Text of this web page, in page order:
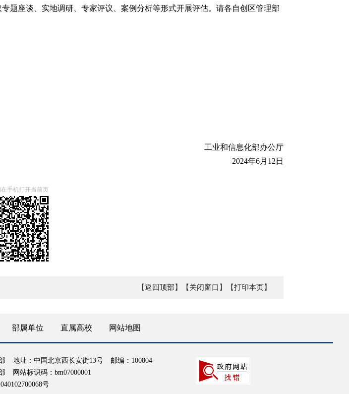
题座谈、实地调研、专家评议、案例分析等形式开展评估。请各自创区管理部
工业和信息化部办公厅
2024年6月12日
手机打开当前页
【返回顶部】 【关闭窗口】 【打印本页】
部属单位 直属高校 网站地图
地址：中国北京西长安街13号
邮编：100804
网站标识码：bm07000001
号